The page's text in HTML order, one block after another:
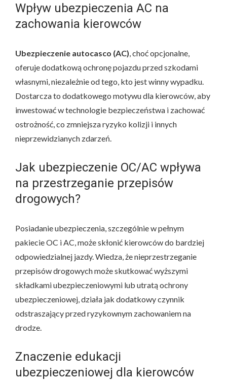
Wpływ ubezpieczenia AC na
zachowania kierowców
Ubezpieczenie autocasco (AC) , choć opcjonalne,
oferuje dodatkową ochronę pojazdu przed szkodami
własnymi, niezależnie od tego, kto jest winny wypadku.
Dostarcza to dodatkowego motywu dla kierowców, aby
inwestować w technologie bezpieczeństwa i zachować
ostrożność, co zmniejsza ryzyko kolizji i innych
nieprzewidzianych zdarzeń.
Jak ubezpieczenie OC/AC wpływa
na przestrzeganie przepisów
drogowych?
Posiadanie ubezpieczenia, szczególnie w pełnym
pakiecie OC i AC, może skłonić kierowców do bardziej
odpowiedzialnej jazdy. Wiedza, że nieprzestrzeganie
przepisów drogowych może skutkować wyższymi
składkami ubezpieczeniowymi lub utratą ochrony
ubezpieczeniowej, działa jak dodatkowy czynnik
odstraszający przed ryzykownym zachowaniem na
drodze.
Znaczenie edukacji
ubezpieczeniowej dla kierowców